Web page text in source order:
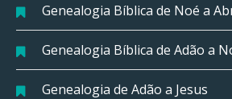
Genealogia Bíblica de Noé a
Genealogia Bíblica de Adão a
Genealogia de Adão a Jesus